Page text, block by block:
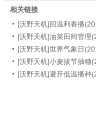
相关链接
[沃野天机]回温利春播
[沃野天机]油菜田间管理
[沃野天机]世界气象日
[沃野天机]小麦拔节抽穗
[沃野天机]避开低温播种